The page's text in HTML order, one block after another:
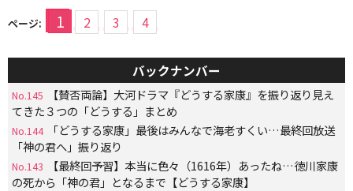
ページ: 1 2 3 4
バックナンバー
No.145
【賛否両論】大河ドラマ『どうする家康』を振り返り見え
てきた３つの「どうする」まとめ
No.144
「どうする家康」最後はみんなで海老すくい…最終回放送
「神の君へ」振り返り
No.143
【最終回予習】本当に色々（1616年）あったね…徳川家康
の死から「神の君」となるまで【どうする家康】